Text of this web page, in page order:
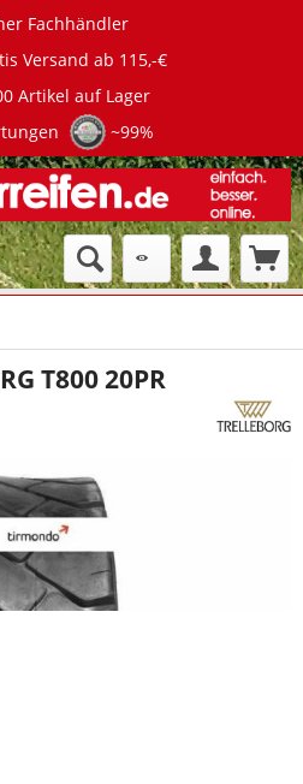
Fachhändler
Versand ab 115,-€
Artikel auf Lager
~99%
T800 20PR